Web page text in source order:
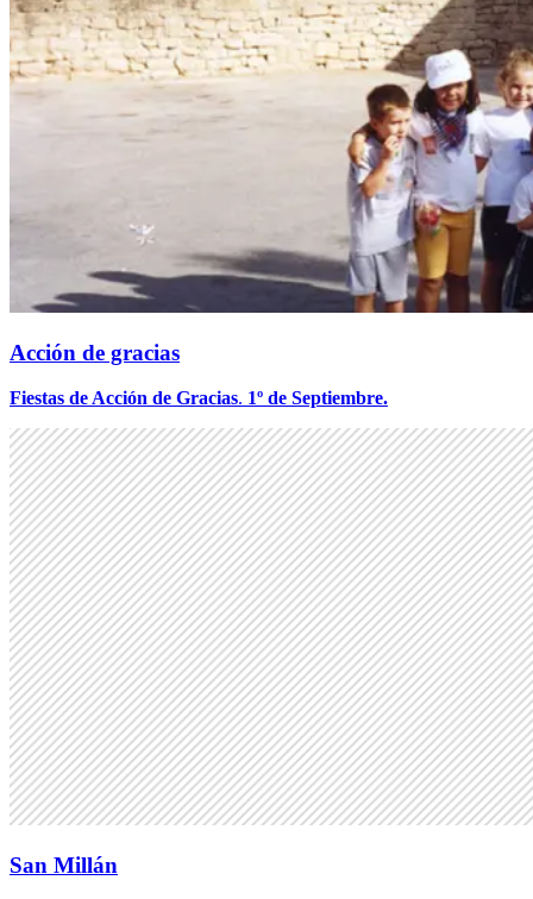
Acción de gracias
Fiestas de Acción de Gracias. 1º de Septiembre.
San Millán